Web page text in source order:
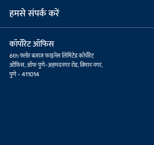
हमसे संपर्क करें
कॉर्पोरेट ऑफिस
6th फ्लोर बजाज फाइनेंस लिमिटेड कॉर्पोरेट
ऑफिस, ऑफ पुणे-अहमदनगर रोड, विमान नगर,
पुणे - 411014